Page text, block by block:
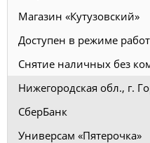
Магазин «Кутузовский»
Доступен в режиме
Снятие наличных без
Нижегородская обл., г.
СберБанк
Универсам «Пятерочка»